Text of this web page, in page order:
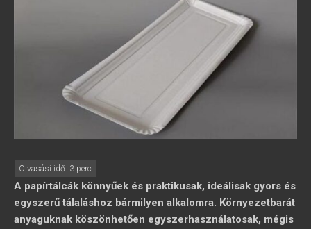
A papírtálcák könnyűek és praktikusak, ideálisak gyors és
egyszerű tálaláshoz bármilyen alkalomra. Környezetbarát
anyaguknak köszönhetően egyszerhasználatosak, mégis